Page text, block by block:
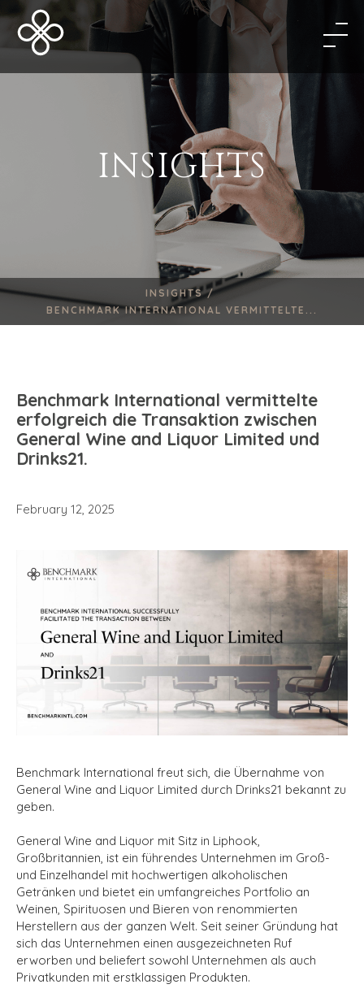
INSIGHTS
INSIGHTS /
BENCHMARK INTERNATIONAL VERMITTELTE...
Benchmark International vermittelte
erfolgreich die Transaktion zwischen
General Wine and Liquor Limited und
Drinks21.
February 12, 2025
Benchmark International freut sich, die Übernahme von
General Wine and Liquor Limited durch Drinks21 bekannt zu
geben.
General Wine and Liquor mit Sitz in Liphook,
Großbritannien, ist ein führendes Unternehmen im Groß-
und Einzelhandel mit hochwertigen alkoholischen
Getränken und bietet ein umfangreiches Portfolio an
Weinen, Spirituosen und Bieren von renommierten
Herstellern aus der ganzen Welt. Seit seiner Gründung hat
sich das Unternehmen einen ausgezeichneten Ruf
erworben und beliefert sowohl Unternehmen als auch
Privatkunden mit erstklassigen Produkten.